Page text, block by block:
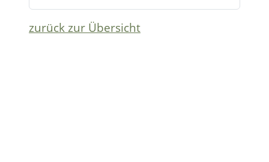
zurück zur Übersicht